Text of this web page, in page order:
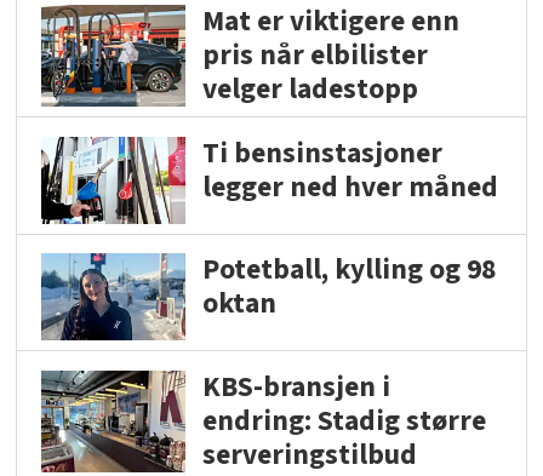
Mat er viktigere enn
pris når elbilister
velger ladestopp
Ti bensinstasjoner
legger ned hver måned
Potetball, kylling og 98
oktan
KBS-bransjen i
endring: Stadig større
serveringstilbud